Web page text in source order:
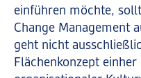
einführen möchte,
Change Management
geht nicht
Flächenkonzept